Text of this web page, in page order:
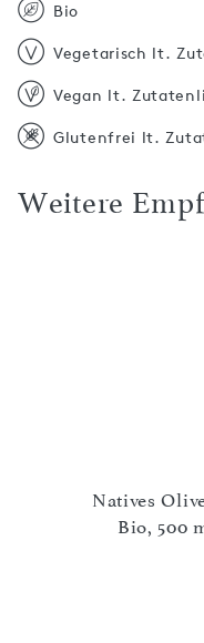
Bio
Vegetarisch lt.
Vegan lt.
Glutenfrei lt.
Weitere
Natives
Bio, 500